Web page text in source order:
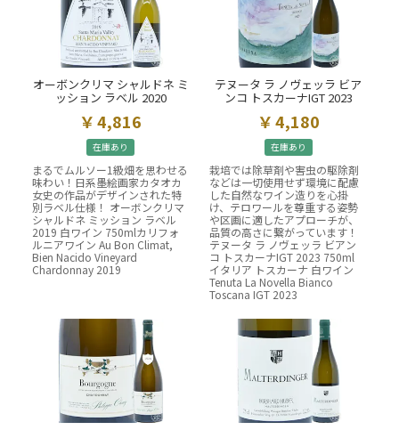
オーボンクリマ シャルドネ ミ
ッション ラベル 2020
4,816
在庫あり
まるでムルソー1級畑を思わせる
味わい！日系墨絵画家カタオカ
女史の作品がデザインされた特
別ラベル仕様！ オーボンクリマ
シャルドネ ミッション ラベル
2019 白ワイン 750mlカリフォ
ルニアワイン Au Bon Climat,
Bien Nacido Vineyard
Chardonnay 2019
テヌータ ラ ノヴェッラ ビア
ンコ トスカーナIGT 2023
4,180
在庫あり
栽培では除草剤や害虫の駆除剤
などは一切使用せず環境に配慮
した自然なワイン造りを心掛
け、テロワールを尊重する姿勢
や区画に適したアプローチが、
品質の高さに繋がっています！
テヌータ ラ ノヴェッラ ビアン
コ トスカーナIGT 2023 750ml
イタリア トスカーナ 白ワイン
Tenuta La Novella Bianco
Toscana IGT 2023